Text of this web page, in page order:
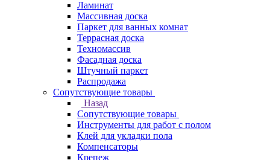
Ламинат
Массивная доска
Паркет для ванных комнат
Террасная доска
Техномассив
Фасадная доска
Штучный паркет
Распродажа
Сопутствующие товары
Назад
Сопутствующие товары
Инструменты для работ с полом
Клей для укладки пола
Компенсаторы
Крепеж